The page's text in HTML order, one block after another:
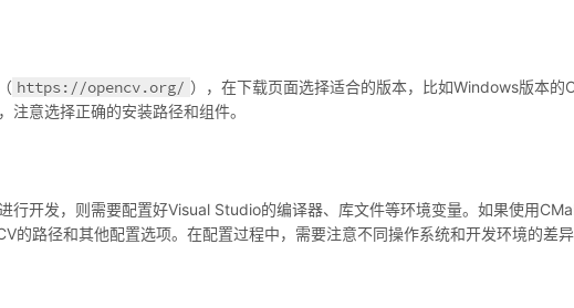
https://opencv.org/ ），在下载页面选择适合的版本，比如Windows版本的
注意选择正确的安装路径和组件。
行开发，则需要配置好Visual Studio的编译器、库文件等环境变量。如果使用
的路径和其他配置选项。在配置过程中，需要注意不同操作系统和开发环境的差异